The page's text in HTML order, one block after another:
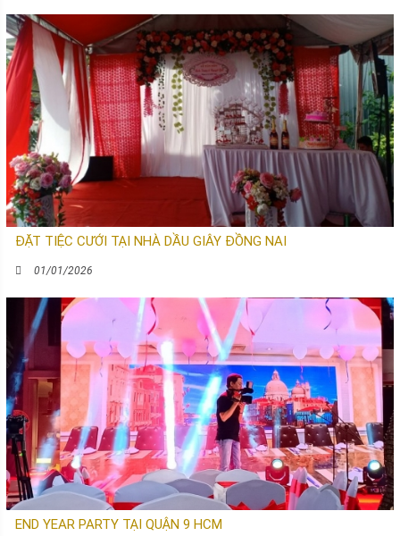
ĐẶT TIỆC CƯỚI TẠI NHÀ DẦU GIÂY ĐỒNG NAI
01/01/2026
END YEAR PARTY TẠI QUẬN 9 HCM